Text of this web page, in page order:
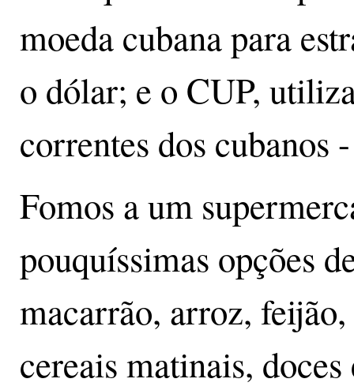
moeda cubana para
o dólar; e o CUP,
correntes dos cubanos
Fomos a um
pouquíssimas opções
macarrão, arroz,
cereais matinais,